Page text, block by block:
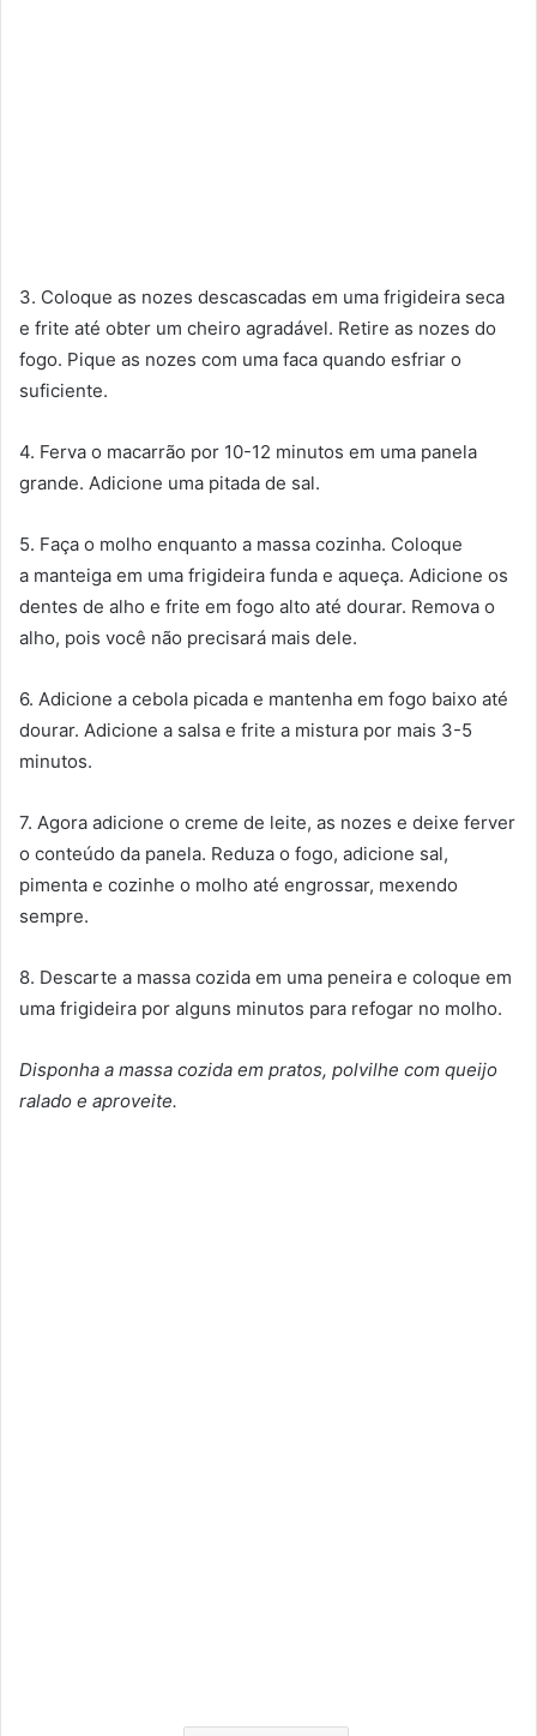
3. Coloque as nozes descascadas em uma frigideira seca
e frite até obter um cheiro agradável. Retire as nozes do
fogo. Pique as nozes com uma faca quando esfriar o
suficiente.
4. Ferva o macarrão por 10-12 minutos em uma panela
grande. Adicione uma pitada de sal.
5. Faça o molho enquanto a massa cozinha. Coloque
a manteiga em uma frigideira funda e aqueça. Adicione os
dentes de alho e frite em fogo alto até dourar. Remova o
alho, pois você não precisará mais dele.
6. Adicione a cebola picada e mantenha em fogo baixo até
dourar. Adicione a salsa e frite a mistura por mais 3-5
minutos.
7. Agora adicione o creme de leite, as nozes e deixe ferver
o conteúdo da panela. Reduza o fogo, adicione sal,
pimenta e cozinhe o molho até engrossar, mexendo
sempre.
8. Descarte a massa cozida em uma peneira e coloque em
uma frigideira por alguns minutos para refogar no molho.
Disponha a massa cozida em pratos, polvilhe com queijo
ralado e aproveite.